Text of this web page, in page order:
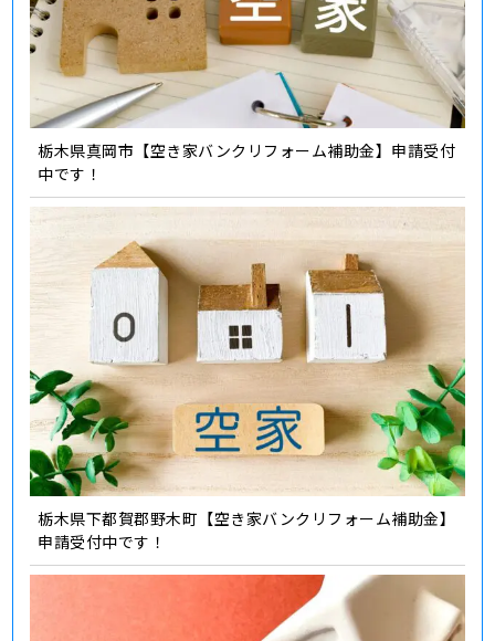
栃木県真岡市【空き家バンクリフォーム補助金】申請受付
中です！
栃木県下都賀郡野木町【空き家バンクリフォーム補助金】
申請受付中です！